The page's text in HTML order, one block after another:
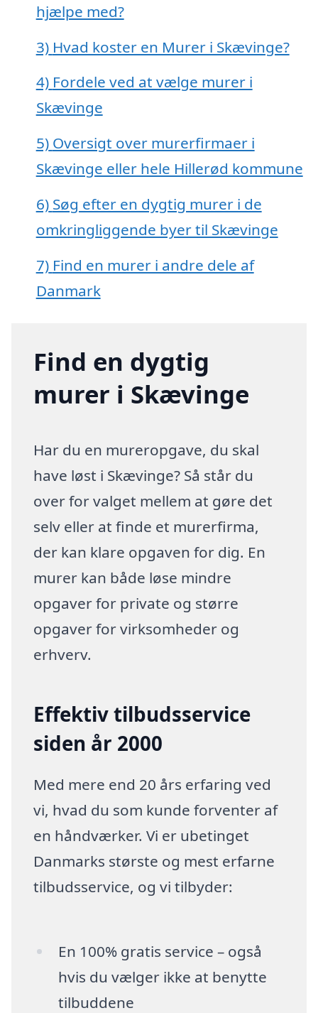
hjælpe med?
3) Hvad koster en Murer i Skævinge?
4) Fordele ved at vælge murer i
Skævinge
5) Oversigt over murerfirmaer i
Skævinge eller hele Hillerød kommune
6) Søg efter en dygtig murer i de
omkringliggende byer til Skævinge
7) Find en murer i andre dele af
Danmark
Find en dygtig
murer i Skævinge
Har du en mureropgave, du skal
have løst i Skævinge? Så står du
over for valget mellem at gøre det
selv eller at finde et murerfirma,
der kan klare opgaven for dig. En
murer kan både løse mindre
opgaver for private og større
opgaver for virksomheder og
erhverv.
Effektiv tilbudsservice
siden år 2000
Med mere end 20 års erfaring ved
vi, hvad du som kunde forventer af
en håndværker. Vi er ubetinget
Danmarks største og mest erfarne
tilbudsservice, og vi tilbyder:
En 100% gratis service – også
hvis du vælger ikke at benytte
tilbuddene